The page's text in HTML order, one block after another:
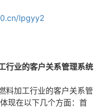
lpgyy2
行业的客户关系管理系统
料加工行业的客户关系管
现在以下几个方面：首